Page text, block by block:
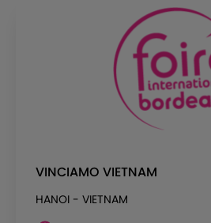
VINCIAMO VIETNAM
HANOI - VIETNAM